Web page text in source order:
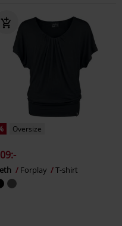
Oversize
Forplay T-shirt